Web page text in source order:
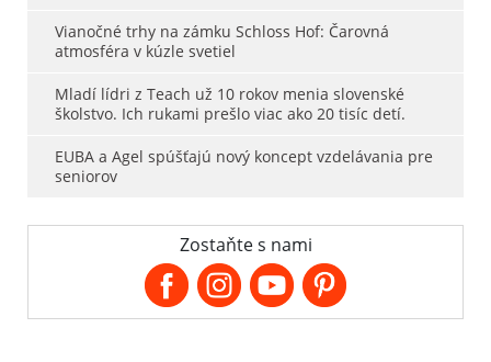
Vianočné trhy na zámku Schloss Hof: Čarovná
atmosféra v kúzle svetiel
Mladí lídri z Teach už 10 rokov menia slovenské
školstvo. Ich rukami prešlo viac ako 20 tisíc detí.
EUBA a Agel spúšťajú nový koncept vzdelávania pre
seniorov
Zostaňte s nami